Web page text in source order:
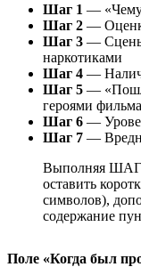
Шаг 1 — «Чему
Шаг 2 —
Шаг 3 — Сцены
наркотиками
Шаг 4 —
Шаг 5 —
героями
Шаг 6 —
Шаг 7 —
Выполняя
оставить
символов),
содержание
Поле «Когда был